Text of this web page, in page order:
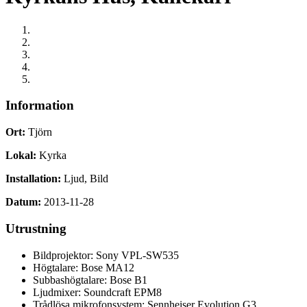
Information
Ort: Tjörn
Lokal: Kyrka
Installation: Ljud, Bild
Datum: 2013-11-28
Utrustning
Bildprojektor: Sony VPL-SW535
Högtalare: Bose MA12
Subbashögtalare: Bose B1
Ljudmixer: Soundcraft EPM8
Trådlösa mikrofonsystem: Sennheiser Evolution G3